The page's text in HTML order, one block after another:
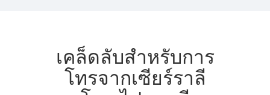
เคล็ดลับสำหรับการ
โทรจากเซียร์ราลี